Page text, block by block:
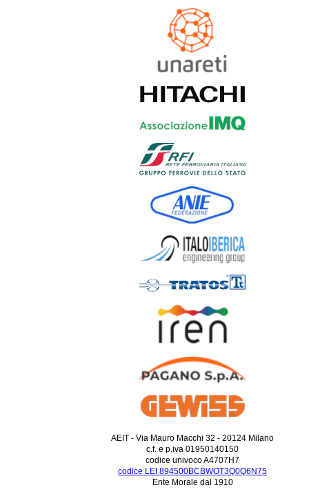
AEIT - Via Mauro Macchi 32 - 20124 Milano
c.f. e p.iva 01950140150
codice univoco A4707H7
codice LEI 894500BCBWOT3Q0Q6N75
Ente Morale dal 1910